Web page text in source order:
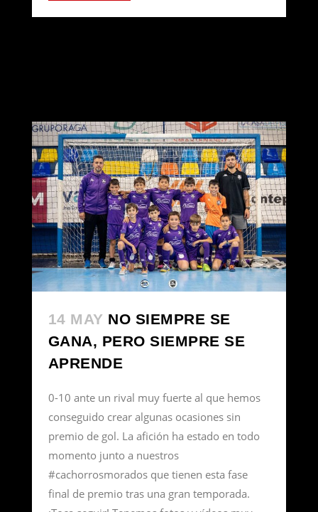
14 MAY NO SIEMPRE SE
GANA, PERO SIEMPRE SE
APRENDE
0-10 ante un rival muy fuerte al que hemos
conseguido crear algunas ocasiones sin
premio de gol. La afición ha estado en todo
momento junto a nuestros
#cachorrosmorados que tienen esta fase
final de premio tras una gran temporada.